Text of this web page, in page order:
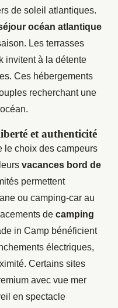
de soleil atlantiques.
océan atlantique
Les terrasses
invitent à la détente
Ces hébergements
recherchant une
et authenticité
le choix des campeurs
vacances bord de
permettent
ou camping-car au
de camping
in Camp bénéficient
électriques,
Certains sites
avec vue mer
en spectacle